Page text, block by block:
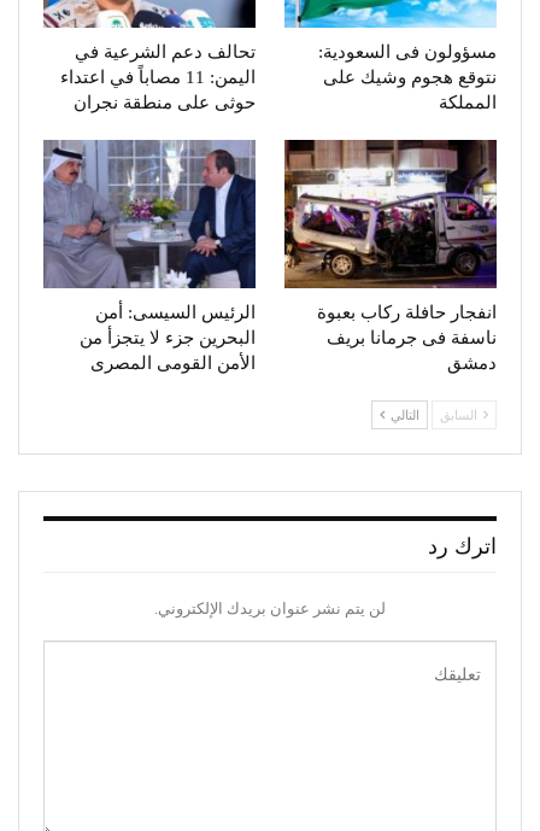
مسؤولون فى السعودية:
نتوقع هجوم وشيك على
المملكة
تحالف دعم الشرعية في
اليمن: 11 مصاباً في اعتداء
حوثى على منطقة نجران
انفجار حافلة ركاب بعبوة
ناسفة فى جرمانا بريف
دمشق
الرئيس السيسى: أمن
البحرين جزء لا يتجزأ من
الأمن القومى المصرى
السابق التالي
اترك رد
لن يتم نشر عنوان بريدك الإلكتروني.